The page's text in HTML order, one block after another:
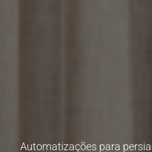
Automatizações para